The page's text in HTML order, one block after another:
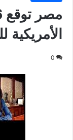
الأمريكية للتنمية
0